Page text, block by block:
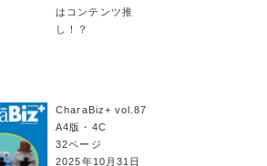
はコンテンツ推
し！？
CharaBiz+ vol.87
A4版・4C
32ページ
2025年10月31日